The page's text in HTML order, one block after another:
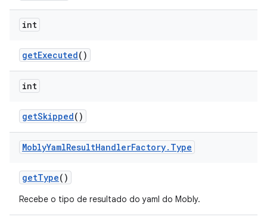
int
getExecuted()
int
getSkipped()
MoblyYamlResultHandlerFactory. Type
getType()
Recebe o tipo de resultado do yaml do Mobly.